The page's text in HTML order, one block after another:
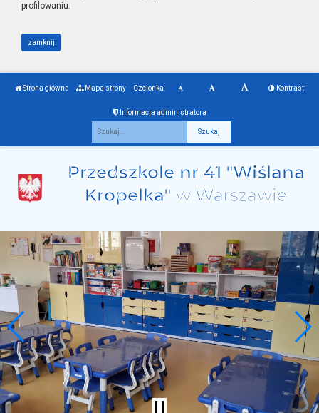
profilowaniu.
zamknij
Strona główna Mapa strony Czcionka Kontrast
Informacja administratora
Przedszkole nr 41 "Wiślana
Kropelka" w Warszawie